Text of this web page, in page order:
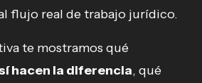
flujo real de trabajo jurídico.
te mostramos qué
hacen la diferencia, qué